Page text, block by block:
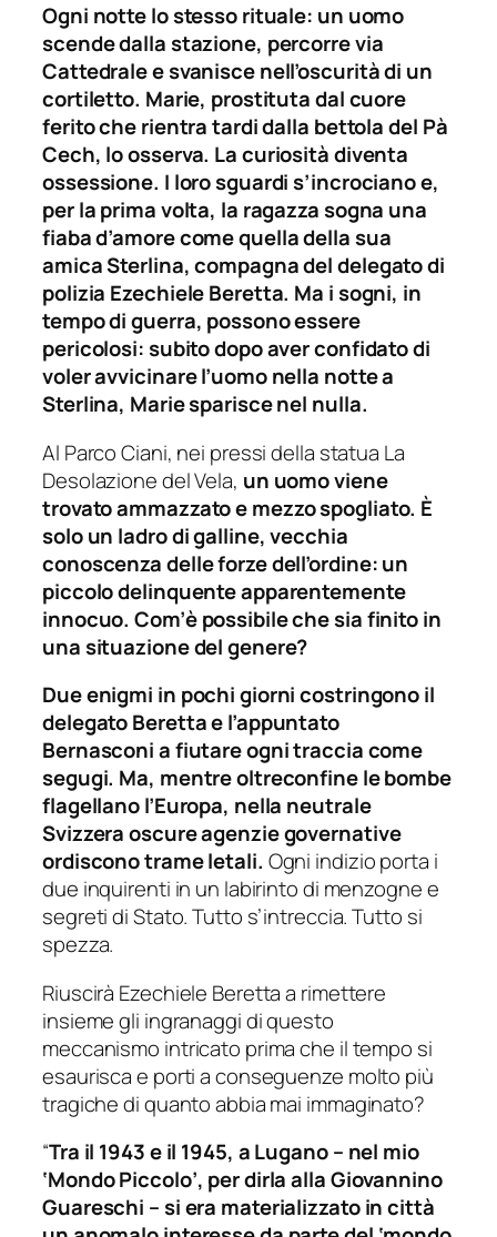
Ogni notte lo stesso rituale: un uomo
scende dalla stazione, percorre via
Cattedrale e svanisce nell’oscurità di un
cortiletto. Marie, prostituta dal cuore
ferito che rientra tardi dalla bettola del Pà
Cech, lo osserva. La curiosità diventa
ossessione. I loro sguardi s’incrociano e,
per la prima volta, la ragazza sogna una
fiaba d’amore come quella della sua
amica Sterlina, compagna del delegato di
polizia Ezechiele Beretta. Ma i sogni, in
tempo di guerra, possono essere
pericolosi: subito dopo aver confidato di
voler avvicinare l’uomo nella notte a
Sterlina, Marie sparisce nel nulla.
Al Parco Ciani, nei pressi della statua La
Desolazione del Vela, un uomo viene
trovato ammazzato e mezzo spogliato. È
solo un ladro di galline, vecchia
conoscenza delle forze dell’ordine: un
piccolo delinquente apparentemente
innocuo. Com’è possibile che sia finito in
una situazione del genere?
Due enigmi in pochi giorni costringono il
delegato Beretta e l’appuntato
Bernasconi a fiutare ogni traccia come
segugi. Ma, mentre oltreconfine le bombe
flagellano l’Europa, nella neutrale
Svizzera oscure agenzie governative
ordiscono trame letali. Ogni indizio porta i
due inquirenti in un labirinto di menzogne e
segreti di Stato. Tutto s’intreccia. Tutto si
spezza.
Riuscirà Ezechiele Beretta a rimettere
insieme gli ingranaggi di questo
meccanismo intricato prima che il tempo si
esaurisca e porti a conseguenze molto più
tragiche di quanto abbia mai immaginato?
“Tra il 1943 e il 1945, a Lugano – nel mio
‘Mondo Piccolo’, per dirla alla Giovannino
Guareschi – si era materializzato in città